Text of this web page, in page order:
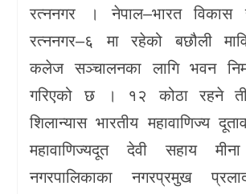
अन्तर्वार्ता
रत्ननगर । नेपाल–भारत विकास
रत्ननगर–६ मा रहेको बछौली
कलेज सञ्चालनका लागि भवन
गरिएको छ । १२ कोठा रहने
शिलान्यास भारतीय महावाणिज्य
महावाणिज्यदूत देवी सहाय
नगरपालिकाका नगरप्रमुख